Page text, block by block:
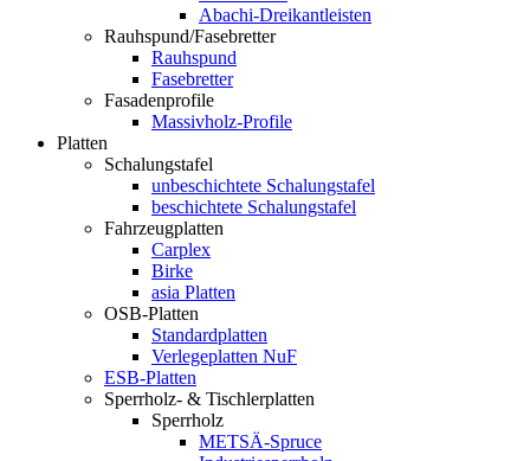
Abachi-Dreikantleisten
Rauhspund/Fasebretter
Rauhspund
Fasebretter
Fasadenprofile
Massivholz-Profile
Platten
Schalungstafel
unbeschichtete Schalungstafel
beschichtete Schalungstafel
Fahrzeugplatten
Carplex
Birke
asia Platten
OSB-Platten
Standardplatten
Verlegeplatten NuF
ESB-Platten
Sperrholz- & Tischlerplatten
Sperrholz
METSÄ-Spruce